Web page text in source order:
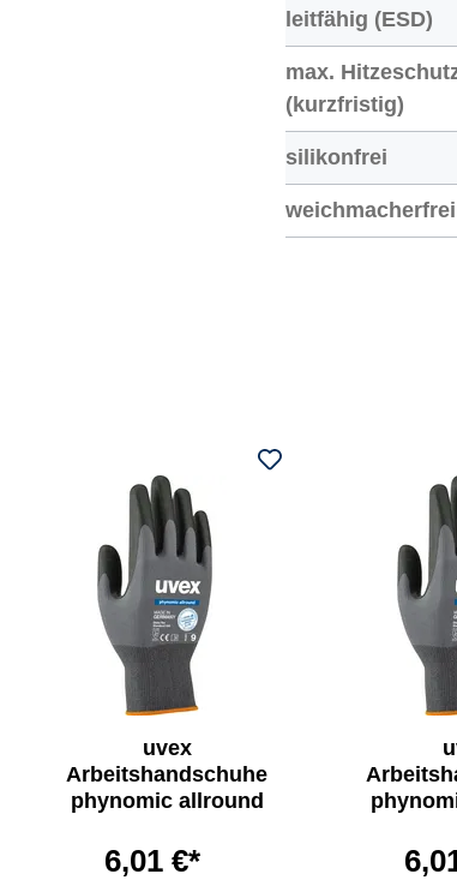
leitfähig (ESD)
max.
(kurzfristig)
silikonfrei
weichmacherfrei
uvex
Arbeitshandschuhe
phynomic allround
6,01 €*